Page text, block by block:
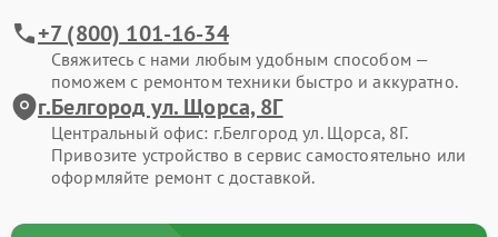
+7 (800) 101-16-34
Свяжитесь с нами любым удобным способом —
поможем с ремонтом техники быстро и аккуратно.
г.Белгород ул. Щорса, 8Г
Центральный офис: г.Белгород ул. Щорса, 8Г.
Привозите устройство в сервис самостоятельно или
оформляйте ремонт с доставкой.